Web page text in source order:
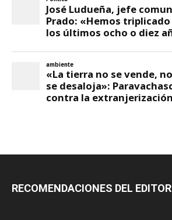
RECOMENDACIONES DEL EDITOR